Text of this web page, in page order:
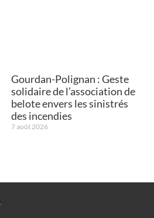
Gourdan-Polignan : Geste
solidaire de l’association de
belote envers les sinistrés
des incendies
7 août 2026